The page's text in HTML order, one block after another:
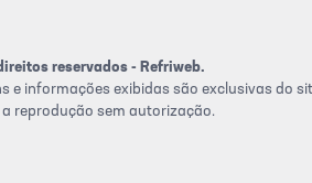
reservados - Refriweb.
e informações exibidas são exclusivas do
a reprodução sem autorização.